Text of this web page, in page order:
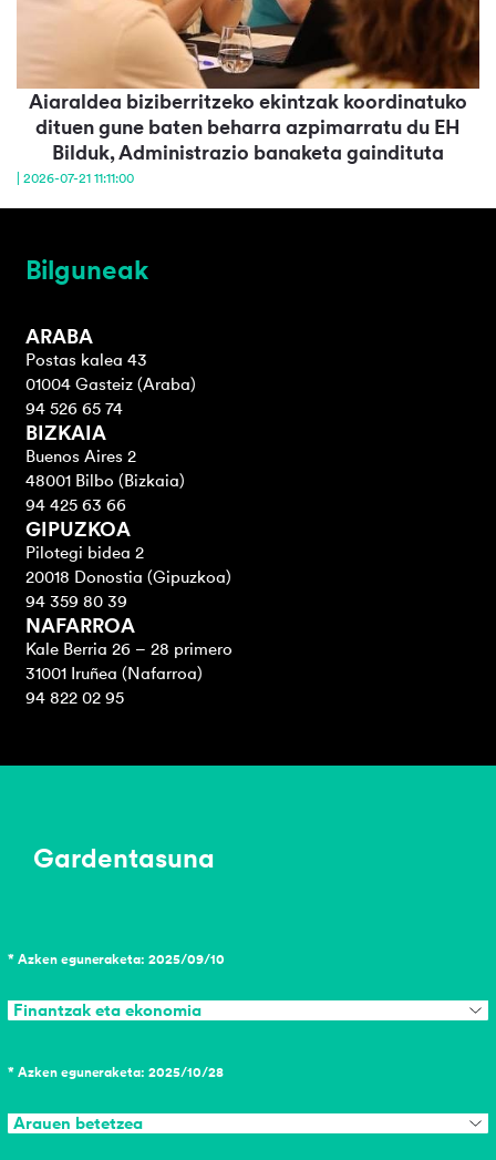
Aiaraldea biziberritzeko ekintzak koordinatuko
dituen gune baten beharra azpimarratu du EH
Bilduk, Administrazio banaketa gaindituta
| 2026-07-21 11:11:00
Bilguneak
ARABA
Postas kalea 43
01004 Gasteiz (Araba)
94 526 65 74
BIZKAIA
Buenos Aires 2
48001 Bilbo (Bizkaia)
94 425 63 66
GIPUZKOA
Pilotegi bidea 2
20018 Donostia (Gipuzkoa)
94 359 80 39
NAFARROA
Kale Berria 26 – 28 primero
31001 Iruñea (Nafarroa)
94 822 02 95
Gardentasuna
* Azken eguneraketa: 2025/09/10
Finantzak eta ekonomia
* Azken eguneraketa: 2025/10/28
Arauen betetzea